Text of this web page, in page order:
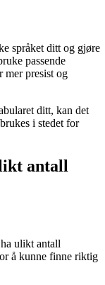
språket ditt og gjøre
passende
mer presist og
ditt, kan det
i stedet for
antall
ulikt antall
å kunne finne riktig